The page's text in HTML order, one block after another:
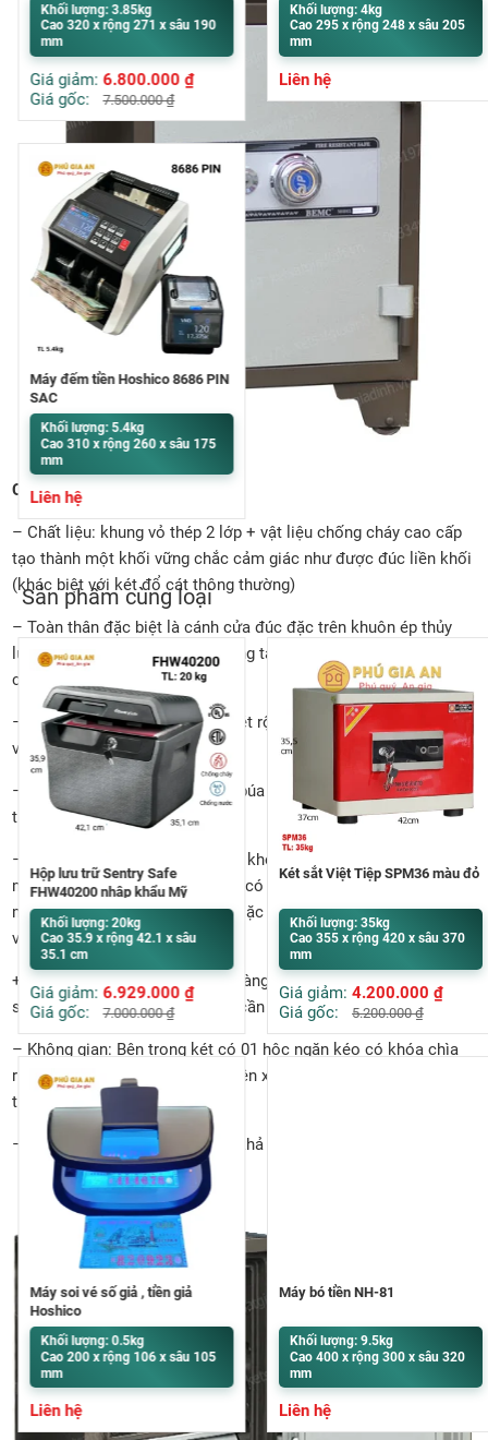
Cấu tạo của két sắt GS180:
– Chất liệu: khung vỏ thép 2 lớp + vật liệu chống cháy cao cấp
tạo thành một khối vững chắc cảm giác như được đúc liền khối
(khác biệt với két đổ cát thông thường)
– Toàn thân đặc biệt là cánh cửa đúc đặc trên khuôn ép thủy
lực hàng nghìn tấn, hèm cửa dạng tam cấp tăng khả năng chống
cháy, chống phá.
– Bản lề nổi giúp cho góc mở két rộng, dễ dàng lấy và cất đồ ra
vào két.
– Được phủ bởi ba lớp sơn vân búa bền màu, chống rỉ sét theo
thời gian.
– Hệ thống khóa liên hoàn: Một khoá chìa, một tay nắm, khóa
mã cơ JP nhập khẩu Thái Lan – có thể đổi mã số tùy theo ý
muốn, linh hoạt chọn bộ số 1 hoặc 3 cặp số – khóa mã có định
vị chống xoay dò mã.
+ Chìa khóa 2 chế độ – khách hàng có thể tự lựa chọn chế độ
sử dụng khóa chìa hoặc không cần khóa chìa.
– Không gian: Bên trong két có 01 hộc ngăn kéo có khóa chìa
riêng, 01 đợt di động tùy chỉnh lên xuống. Để được file giấy A4 ,
túi Clear Bag
– Hệ thống chốt đa chiều tăng khả năng chống cạy phá két.
Khối lượng: 3.85kg
Cao 320 x rộng 271 x sâu 190
mm
Giá giảm:6.800.000₫
Giá gốc:
7.500.000₫
Khối lượng: 4kg
Cao 295 x rộng 248 x sâu 205
mm
Liên hệ
Máy đếm tiền Hoshico 8686 PIN
SẠC
Khối lượng: 5.4kg
Cao 310 x rộng 260 x sâu 175
mm
Liên hệ
Sản phẩm cùng loại
Hộp lưu trữ Sentry Safe
FHW40200 nhập khẩu Mỹ
Khối lượng: 20kg
Cao 35.9 x rộng 42.1 x sâu
35.1 cm
Giá giảm:6.929.000₫
Giá gốc:
7.000.000₫
Két sắt Việt Tiệp SPM36 màu đỏ
Khối lượng: 35kg
Cao 355 x rộng 420 x sâu 370
mm
Giá giảm:4.200.000₫
Giá gốc:
5.200.000₫
Máy soi vé số giả , tiền giả
Hoshico
Khối lượng: 0.5kg
Cao 200 x rộng 106 x sâu 105
mm
Liên hệ
Máy bó tiền NH-81
Khối lượng: 9.5kg
Cao 400 x rộng 300 x sâu 320
mm
Liên hệ